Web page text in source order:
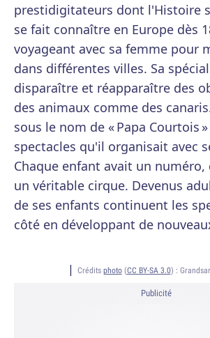
prestidigitateurs dont l'Histoire
se fait connaître en Europe dès
voyageant avec sa femme pour
dans différentes villes. Sa
disparaître et réapparaître des
des animaux comme des
sous le nom de « Papa Courtois
spectacles qu'il organisait avec
Chaque enfant avait un
un véritable cirque. Devenus
de ses enfants continuent les
côté en développant de
Crédits photo(CC BY-SA 3.0) :
Publicité